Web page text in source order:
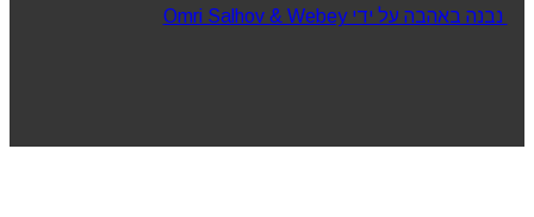
נבנה באהבה על ידי Omri Salhov & Webey